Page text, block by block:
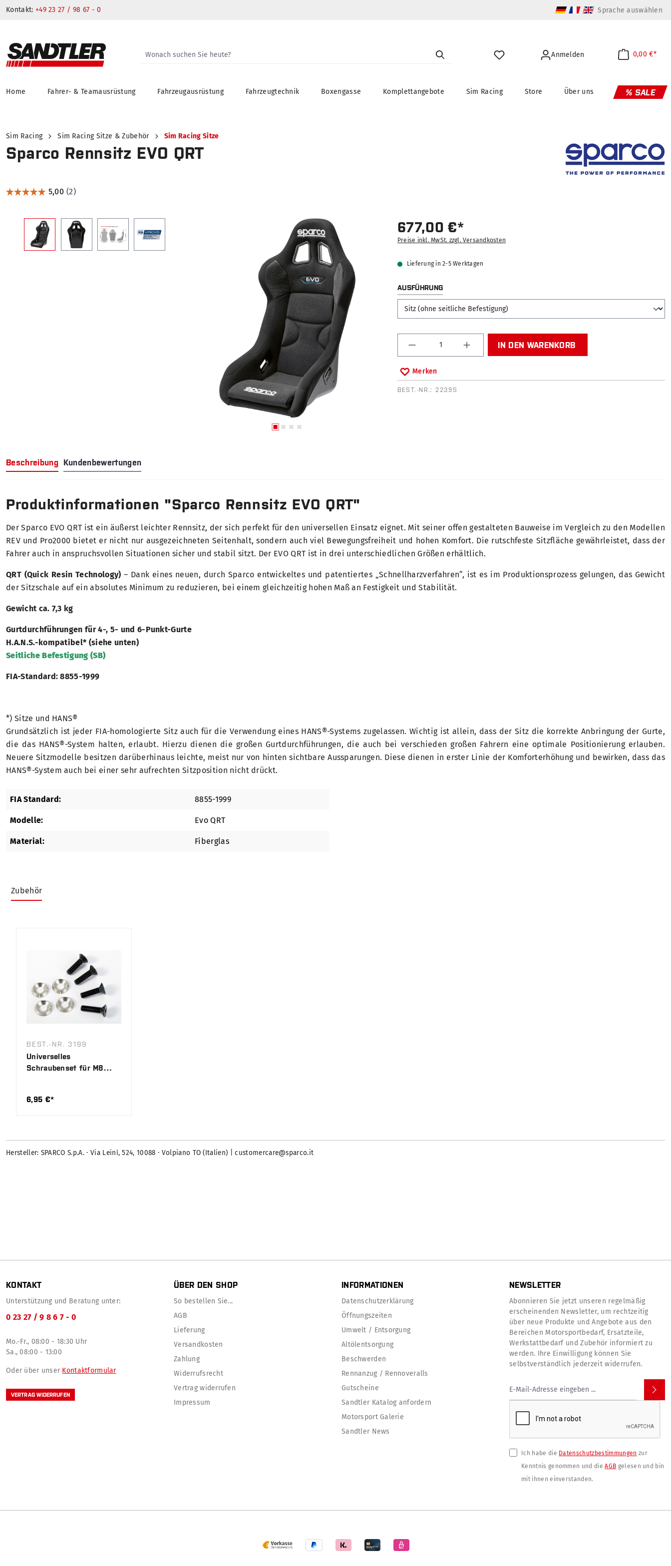
Kontakt: +49 23 27 / 98 67 - 0 Sprache auswählen
Anmelden 0,00 €*
Home Fahrer- & Teamausrüstung Fahrzeugausrüstung Fahrzeugtechnik Boxengasse Komplettangebote Sim Racing Store Über uns % SALE
Sim Racing Sim Racing Sitze & Zubehör Sim Racing Sitze
Sparco Rennsitz EVO QRT
Bildergalerie überspringen 677,00 €*
Preise inkl. MwSt. zzgl. Versandkosten
Lieferung in 2-5 Werktagen
AUSFÜHRUNGAUSWÄHLEN
Produkt Anzahl: Gib den gewünschten Wert ein
IN DEN WARENKORB
Merken
BEST.-NR.: 2239S
Beschreibung Kundenbewertungen
Produktinformationen "Sparco Rennsitz EVO QRT"
Der Sparco EVO QRT ist ein äußerst leichter Rennsitz, der sich perfekt für den universellen Einsatz eignet. Mit seiner offen gestalteten Bauweise im Vergleich zu den Modellen
REV und Pro2000 bietet er nicht nur ausgezeichneten Seitenhalt, sondern auch viel Bewegungsfreiheit und hohen Komfort. Die rutschfeste Sitzfläche gewährleistet, dass der
Fahrer auch in anspruchsvollen Situationen sicher und stabil sitzt. Der EVO QRT ist in drei unterschiedlichen Größen erhältlich.
QRT (Quick Resin Technology) – Dank eines neuen, durch Sparco entwickeltes und patentiertes „Schnellharzverfahren“, ist es im Produktionsprozess gelungen, das Gewicht
der Sitzschale auf ein absolutes Minimum zu reduzieren, bei einem gleichzeitig hohen Maß an Festigkeit und Stabilität.
Gewicht ca. 7,3 kg
Gurtdurchführungen für 4-, 5- und 6-Punkt-Gurte
H.A.N.S.-kompatibel* (siehe unten)
Seitliche Befestigung (SB)
FIA-Standard: 8855-1999
*) Sitze und HANS®
Grundsätzlich ist jeder FIA-homologierte Sitz auch für die Verwendung eines HANS®-Systems zugelassen. Wichtig ist allein, dass der Sitz die korrekte Anbringung der Gurte,
die das HANS®-System halten, erlaubt. Hierzu dienen die großen Gurtdurchführungen, die auch bei verschieden großen Fahrern eine optimale Positionierung erlauben.
Neuere Sitzmodelle besitzen darüberhinaus leichte, meist nur von hinten sichtbare Aussparungen. Diese dienen in erster Linie der Komforterhöhung und bewirken, dass das
HANS®-System auch bei einer sehr aufrechten Sitzposition nicht drückt.
FIA Standard: 8855-1999
Modelle: Evo QRT
Material: Fiberglas
Zubehör
BEST.-NR. 3199
Universelles
Schraubenset für M8
6,95 €*
Hersteller: SPARCO S.p.A. · Via Leinì, 524, 10088 · Volpiano TO (Italien) | customercare@sparco.it
KONTAKT
Unterstützung und Beratung unter:
0 23 27 / 9 8 6 7 - 0
Mo.-Fr., 08:00 - 18:30 Uhr
Sa., 08:00 - 13:00
Oder über unser Kontaktformular
VERTRAG WIDERRUFEN
ÜBER DEN SHOP
So bestellen Sie...
AGB
Lieferung
Versandkosten
Zahlung
Widerrufsrecht
Vertrag widerrufen
Impressum
INFORMATIONEN
Datenschutzerklärung
Öffnungszeiten
Umwelt / Entsorgung
Altölentsorgung
Beschwerden
Rennanzug / Rennoveralls
Gutscheine
Sandtler Katalog anfordern
Motorsport Galerie
Sandtler News
NEWSLETTER
Abonnieren Sie jetzt unseren regelmäßig
erscheinenden Newsletter, um rechtzeitig
über neue Produkte und Angebote aus den
Bereichen Motorsportbedarf, Ersatzteile,
Werkstattbedarf und Zubehör informiert zu
werden. Ihre Einwilligung können Sie
selbstverständlich jederzeit widerrufen.
Ich habe die Datenschutzbestimmungen zur
Kenntnis genommen und dieAGB gelesen und bin
mit ihnen einverstanden.